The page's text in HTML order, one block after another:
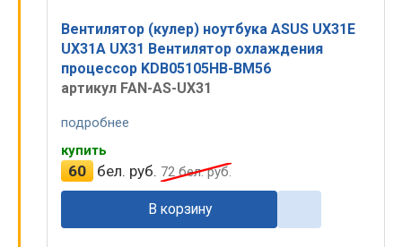
Вентилятор (кулер) ноутбука ASUS UX31E
UX31A UX31 Вентилятор охлаждения
процессор KDB05105HB-BM56
артикул FAN-AS-UX31
подробнее
купить
60 бел. руб. 72бел. руб.
В корзину